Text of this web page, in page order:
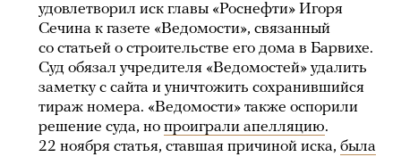
удовлетворил иск главы «Роснефти» Игоря
Сечина к газете «Ведомости», связанный
со статьей о строительстве его дома в Барвихе.
Суд обязал учредителя «Ведомостей» удалить
заметку с сайта и уничтожить сохранившийся
тираж номера. «Ведомости» также оспорили
решение суда, но проиграли апелляцию.
22 ноября статья, ставшая причиной иска, была